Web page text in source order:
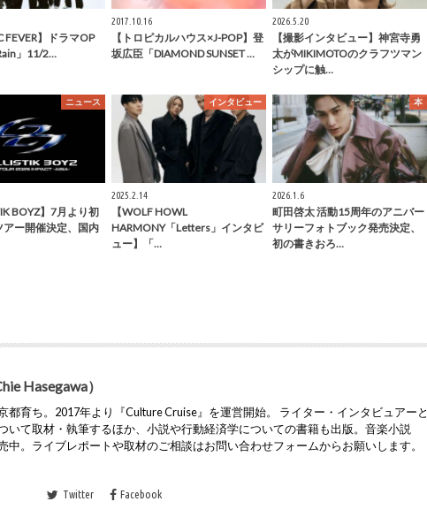
FEVER】ドラマOP
」11/2…
2017.10.16
【トロピカルハウス×J-POP】登
坂広臣「DIAMOND SUNSET …
2026.5.20
【撮影インタビュー】神宮寺勇
太がMIKIMOTOのクラフツマン
シップに触…
ニュース
BOYZ】7月より初
アー開催決定、国内
インタビュー
2025.2.14
【WOLF HOWL
HARMONY「Letters」インタビ
ュー】「…
本
2026.1.6
町田啓太 活動15周年のアニバー
サリーフォトブック発売決定、
初の書きおろ…
Hasegawa）
都育ち。2017年より『Culture Cruise』を運営開始。 ライター・インタビュアーと
いて取材・執筆するほか、小説や行動経済学についての書籍も出版。音楽小説
中。ライブレポートや取材のご相談はお問い合わせフォームからお願いします。
Twitter Facebook